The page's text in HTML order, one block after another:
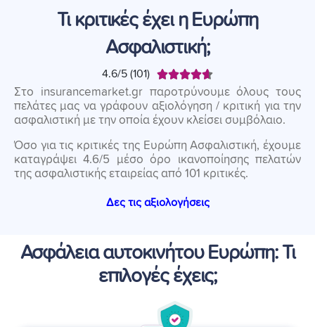
Τι κριτικές έχει η Ευρώπη
Ασφαλιστική;
4.6/5 (101) 
Στο insurancemarket.gr παροτρύνουμε όλους τους
πελάτες μας να γράφουν αξιολόγηση / κριτική για την
ασφαλιστική με την οποία έχουν κλείσει συμβόλαιο.
Όσο για τις κριτικές της Ευρώπη Ασφαλιστική, έχουμε
καταγράψει 4.6/5 μέσο όρο ικανοποίησης πελατών
της ασφαλιστικής εταιρείας από 101 κριτικές.
Δες τις αξιολογήσεις
Ασφάλεια αυτοκινήτου Ευρώπη: Τι
επιλογές έχεις;